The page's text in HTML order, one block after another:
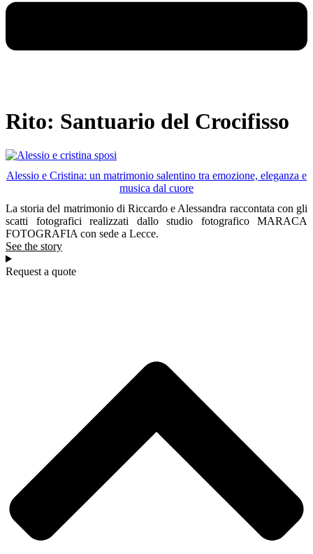
Rito: Santuario del Crocifisso
Alessio e Cristina: un matrimonio salentino tra emozione, eleganza e
musica dal cuore
La storia del matrimonio di Riccardo e Alessandra raccontata con gli
scatti fotografici realizzati dallo studio fotografico MARACA
FOTOGRAFIA con sede a Lecce.
See the story
Request a quote